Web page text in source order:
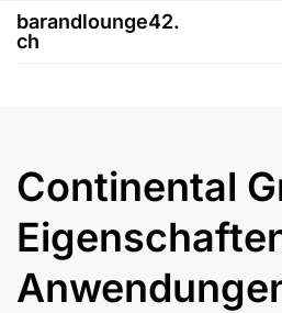
Skipbarandlounge42.
ch
Continental